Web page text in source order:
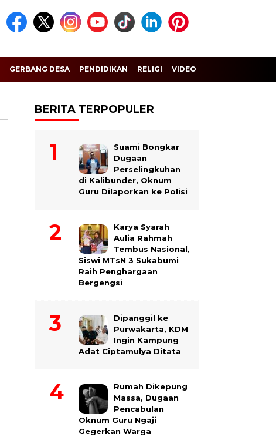
GERBANG DESA PENDIDIKAN RELIGI VIDEO
BERITA TERPOPULER
Suami Bongkar
Dugaan
Perselingkuhan
di Kalibunder, Oknum
Guru Dilaporkan ke Polisi
Karya Syarah
Aulia Rahmah
Tembus Nasional,
Siswi MTsN 3 Sukabumi
Raih Penghargaan
Bergengsi
Dipanggil ke
Purwakarta, KDM
Ingin Kampung
Adat Ciptamulya Ditata
Rumah Dikepung
Massa, Dugaan
Pencabulan
Oknum Guru Ngaji
Gegerkan Warga